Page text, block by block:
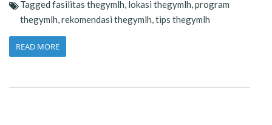
Tagged fasilitas thegymlh, lokasi thegymlh,program
thegymlh,rekomendasi thegymlh,tips thegymlh
READ MORE